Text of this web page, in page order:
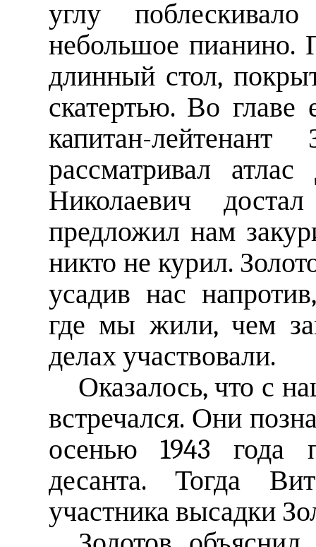
углу
небольшое пианино.
длинный стол,
скатертью. Во главе
капитан-
рассматривал
Николаевич
предложил нам
никто не курил.
усадив нас
где мы жили, чем
делах участвовали.
Оказалось, что с
встречался. Они
осенью 1943 года
десанта. Тогда
участника высадки